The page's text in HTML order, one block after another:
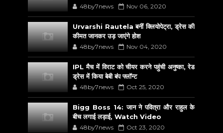
48by7news Nov 06, 2020
Urvarshi Rautela बनीं क्लियोपेट्रा, ड्रेस की
कीमत जानकर उड़ जाएंगे होश
48by7news Nov 04, 2020
IPL मैच में विराट को चीयर करने पहुंची अनुष्का, रेड
ड्रेस में किया बेबी बंप फ्लॉन्ट
48by7news Oct 25, 2020
Bigg Boss 14: जान ने पवित्रा और राहुल के
बीच लगाई लड़ाई, Watch Video
48by7news Oct 23, 2020